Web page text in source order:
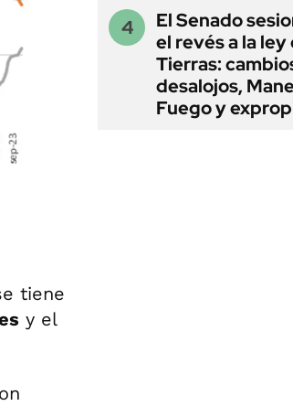
tiene
y el
El Senado
el revés a la ley
Tierras:
desalojos,
Fuego y